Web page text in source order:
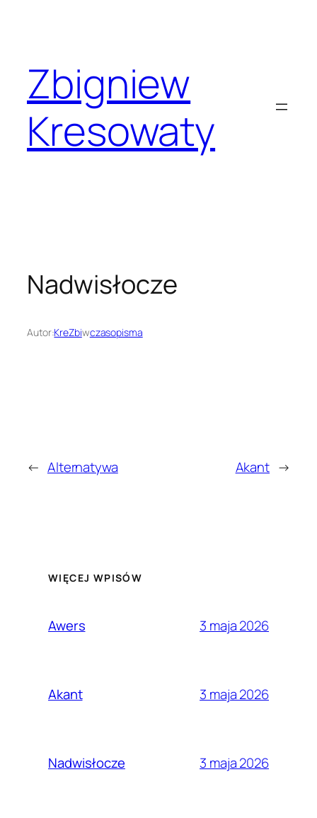
Zbigniew
Kresowaty
Nadwisłocze
Autor:KreZbiwczasopisma
← Alternatywa Akant →
WIĘCEJ WPISÓW
Awers 3 maja 2026
Akant 3 maja 2026
Nadwisłocze 3 maja 2026